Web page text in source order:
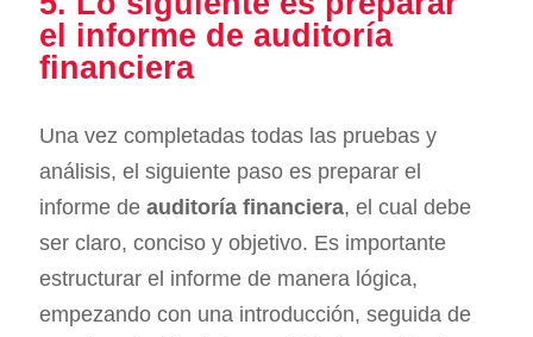
el informe de auditoría
financiera
Una vez completadas todas las pruebas y
análisis, el siguiente paso es preparar el
informe de auditoría financiera, el cual debe
ser claro, conciso y objetivo. Es importante
estructurar el informe de manera lógica,
empezando con una introducción, seguida de